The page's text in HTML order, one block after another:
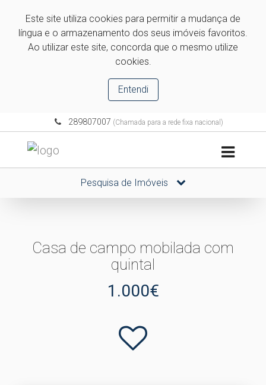
Este site utiliza cookies para permitir a mudança de
língua e o armazenamento dos seus imóveis favoritos.
Ao utilizar este site, concorda que o mesmo utilize
cookies.
Entendi
289807007 (Chamada para a rede fixa nacional)
Pesquisa de Imóveis
Casa de campo mobilada com
quintal
1.000€